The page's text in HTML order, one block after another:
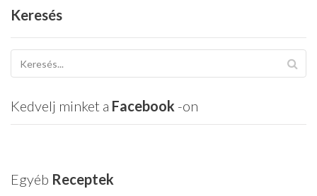
Keresés
Kedvelj minket a Facebook -on
Egyéb Receptek